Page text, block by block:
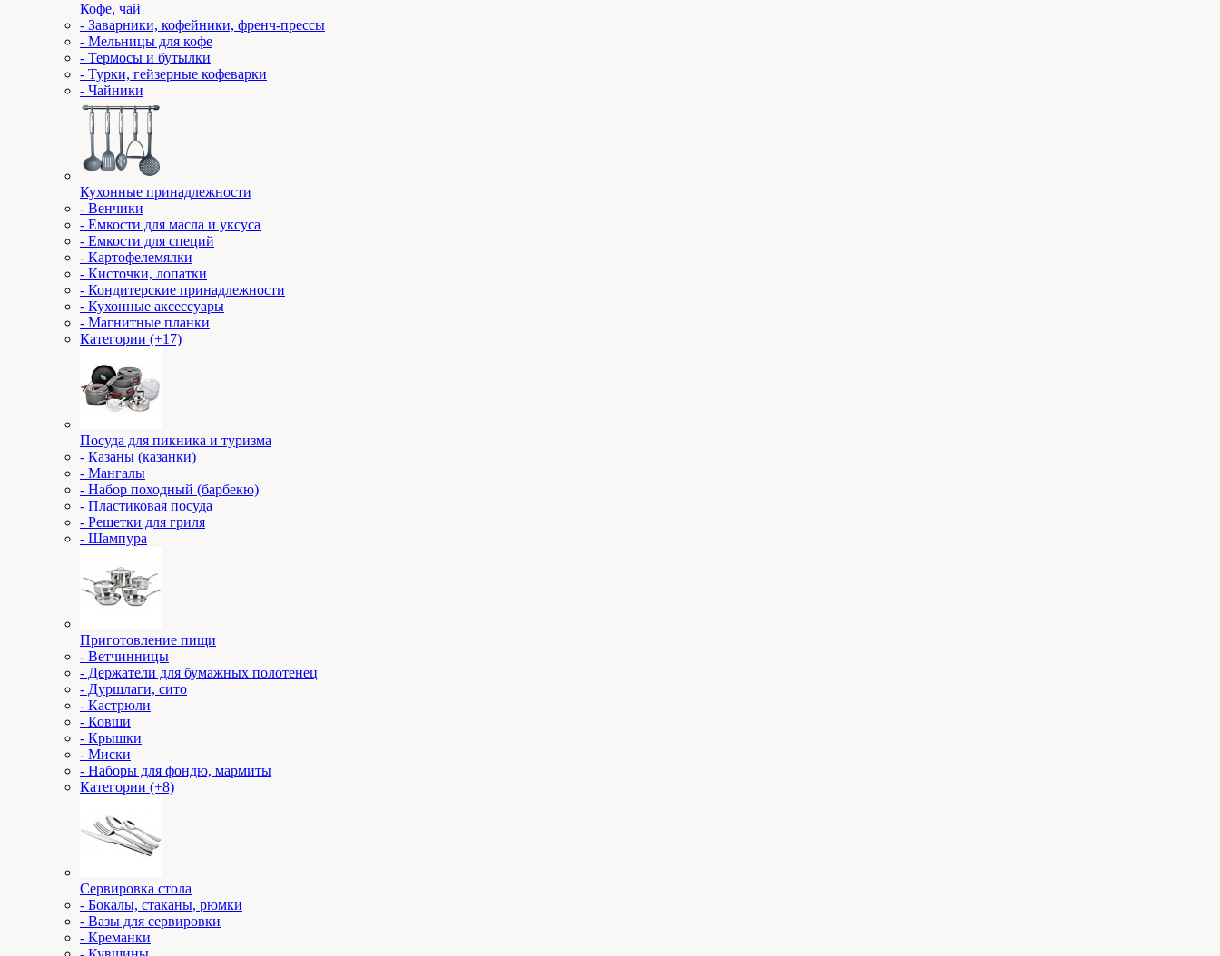
Кофе, чай
- Заварники, кофейники, френч-прессы
- Мельницы для кофе
- Термосы и бутылки
- Турки, гейзерные кофеварки
- Чайники
Кухонные принадлежности
- Венчики
- Емкости для масла и уксуса
- Емкости для специй
- Картофелемялки
- Кисточки, лопатки
- Кондитерские принадлежности
- Кухонные аксессуары
- Магнитные планки
Категории (+17)
Посуда для пикника и туризма
- Казаны (казанки)
- Мангалы
- Набор походный (барбекю)
- Пластиковая посуда
- Решетки для гриля
- Шампура
Приготовление пищи
- Ветчинницы
- Держатели для бумажных полотенец
- Дуршлаги, сито
- Кастрюли
- Ковши
- Крышки
- Миски
- Наборы для фондю, мармиты
Категории (+8)
Сервировка стола
- Бокалы, стаканы, рюмки
- Вазы для сервировки
- Креманки